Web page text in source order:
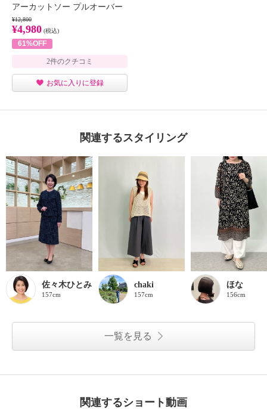
アーカットソー プルオーバー
¥12,800
¥4,980 (税込)
61%OFF
2件のクチコミ
お気に入りに登録
関連するスタイリング
佐々木ひとみ
157cm
chaki
157cm
ほな
156cm
一覧を見る
関連するショート動画